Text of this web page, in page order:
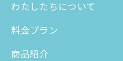
わたしたちについて
料金プラン
商品紹介